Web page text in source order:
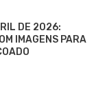
DE 2026:
IMAGENS PARA